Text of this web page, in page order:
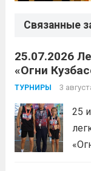
Связанные
25.07.2026
«Огни
ТУРНИРЫ 3
25